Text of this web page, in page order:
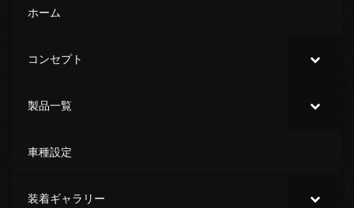
ホーム
コンセプト
製品一覧
車種設定
装着ギャラリー